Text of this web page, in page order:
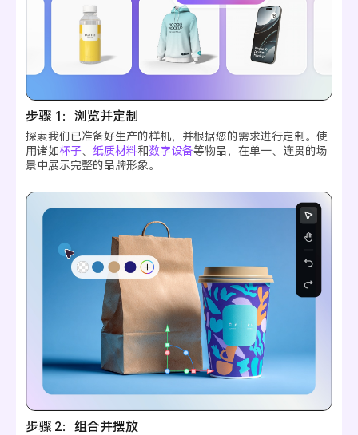
步骤 1：浏览并定制
探索我们已准备好生产的样机，并根据您的需求进行定制。使
用诸如杯子、 纸质材料和数字设备等物品，在单一、连贯的场
景中展示完整的品牌形象。
步骤 2：组合并摆放